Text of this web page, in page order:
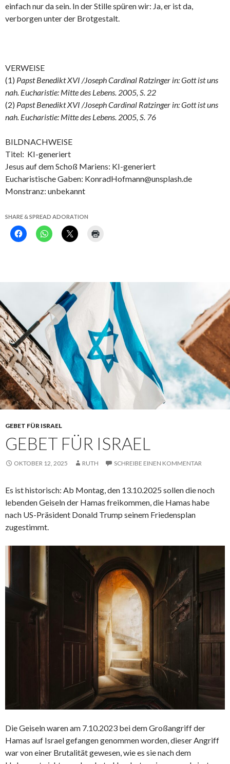
einfach nur da sein. In der Stille spüren wir: Ja, er ist da,
verborgen unter der Brotgestalt.
VERWEISE
(1) Papst Benedikt XVI /Joseph Cardinal Ratzinger in: Gott ist uns
nah. Eucharistie: Mitte des Lebens. 2005, S. 22
(2) Papst Benedikt XVI /Joseph Cardinal Ratzinger in: Gott ist uns
nah. Eucharistie: Mitte des Lebens. 2005, S. 76
BILDNACHWEISE
Titel: KI-generiert
Jesus auf dem Schoß Mariens: KI-generiert
Eucharistische Gaben: KonradHofmann@unsplash.de
Monstranz: unbekannt
SHARE & SPREAD ADORATION
GEBET FÜR ISRAEL
GEBET FÜR ISRAEL
OKTOBER 12, 2025 RUTH SCHREIBE EINEN KOMMENTAR
Es ist historisch: Ab Montag, den 13.10.2025 sollen die noch
lebenden Geiseln der Hamas freikommen, die Hamas habe
nach US-Präsident Donald Trump seinem Friedensplan
zugestimmt.
Die Geiseln waren am 7.10.2023 bei dem Großangriff der
Hamas auf Israel gefangen genommen worden, dieser Angriff
war von einer Brutalität gewesen, wie es sie nach dem